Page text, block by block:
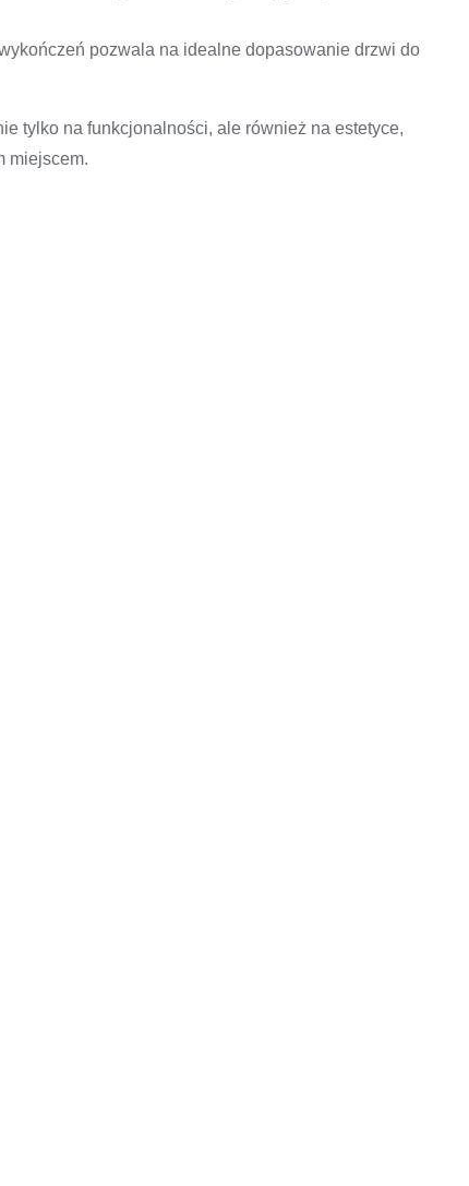
pozwala na idealne dopasowanie drzwi do
tylko na funkcjonalności, ale również na estetyce,
miejscem.